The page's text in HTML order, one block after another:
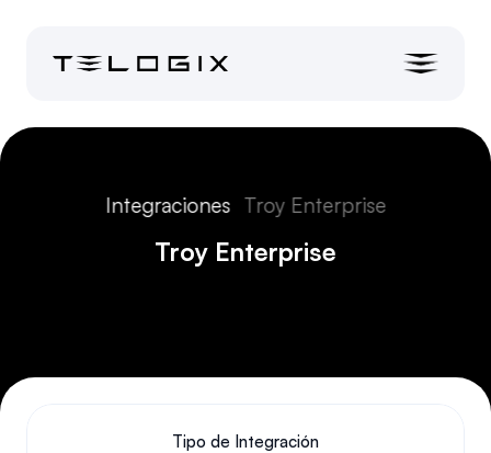
Integraciones Troy Enterprise
Troy Enterprise
Tipo de Integración